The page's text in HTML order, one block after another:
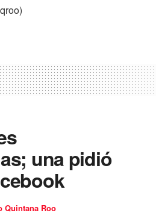
una pidió
Quintana Roo